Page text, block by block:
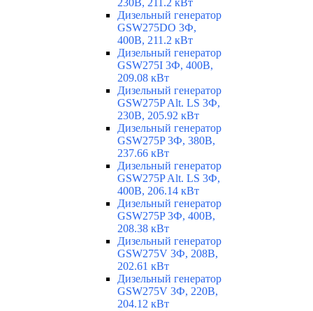
230В, 211.2 кВт
Дизельный генератор
GSW275DO 3Ф,
400В, 211.2 кВт
Дизельный генератор
GSW275I 3Ф, 400В,
209.08 кВт
Дизельный генератор
GSW275P Alt. LS 3Ф,
230В, 205.92 кВт
Дизельный генератор
GSW275P 3Ф, 380В,
237.66 кВт
Дизельный генератор
GSW275P Alt. LS 3Ф,
400В, 206.14 кВт
Дизельный генератор
GSW275P 3Ф, 400В,
208.38 кВт
Дизельный генератор
GSW275V 3Ф, 208В,
202.61 кВт
Дизельный генератор
GSW275V 3Ф, 220В,
204.12 кВт